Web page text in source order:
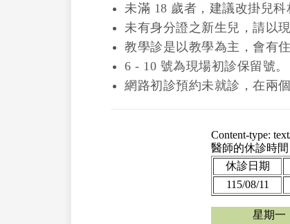
未滿 18 歲者，建議改掛兒科
未有身分證之新生兒，請以
教學診是以教學為主，會有
6 - 10 號為現場初診保留號。
網路初診預約未就診，在兩